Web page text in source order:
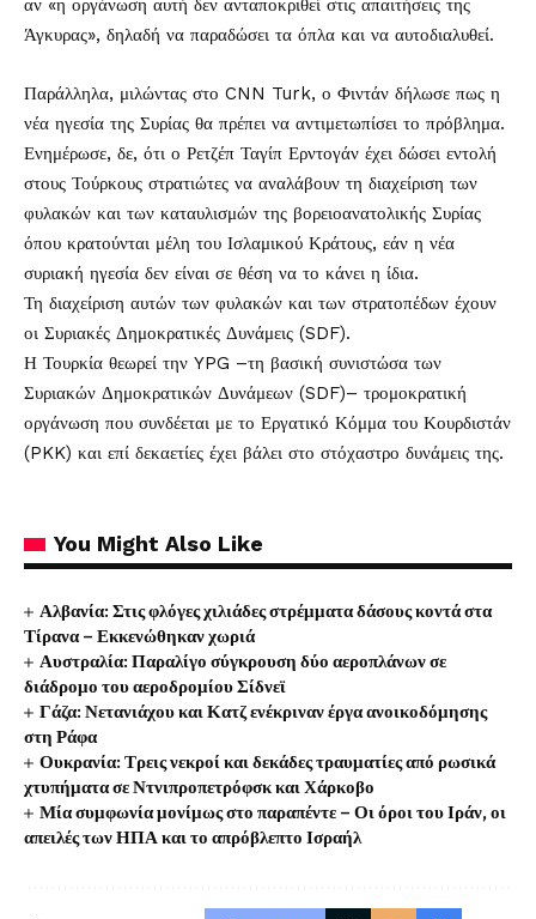
αν «η οργάνωση αυτή δεν ανταποκριθεί στις απαιτήσεις της
Άγκυρας», δηλαδή να παραδώσει τα όπλα και να αυτοδιαλυθεί.
Παράλληλα, μιλώντας στο CNN Turk, ο Φιντάν δήλωσε πως η
νέα ηγεσία της Συρίας θα πρέπει να αντιμετωπίσει το πρόβλημα.
Ενημέρωσε, δε, ότι ο Ρετζέπ Ταγίπ Ερντογάν έχει δώσει εντολή
στους Τούρκους στρατιώτες να αναλάβουν τη διαχείριση των
φυλακών και των καταυλισμών της βορειοανατολικής Συρίας
όπου κρατούνται μέλη του Ισλαμικού Κράτους, εάν η νέα
συριακή ηγεσία δεν είναι σε θέση να το κάνει η ίδια.
Τη διαχείριση αυτών των φυλακών και των στρατοπέδων έχουν
οι Συριακές Δημοκρατικές Δυνάμεις (SDF).
Η Τουρκία θεωρεί την YPG –τη βασική συνιστώσα των
Συριακών Δημοκρατικών Δυνάμεων (SDF)– τρομοκρατική
οργάνωση που συνδέεται με το Εργατικό Κόμμα του Κουρδιστάν
(PKK) και επί δεκαετίες έχει βάλει στο στόχαστρο δυνάμεις της.
You Might Also Like
Αλβανία: Στις φλόγες χιλιάδες στρέμματα δάσους κοντά στα
Τίρανα – Εκκενώθηκαν χωριά
Αυστραλία: Παραλίγο σύγκρουση δύο αεροπλάνων σε
διάδρομο του αεροδρομίου Σίδνεϊ
Γάζα: Νετανιάχου και Κατζ ενέκριναν έργα ανοικοδόμησης
στη Ράφα
Ουκρανία: Τρεις νεκροί και δεκάδες τραυματίες από ρωσικά
χτυπήματα σε Ντνιπροπετρόφσκ και Χάρκοβο
Μία συμφωνία μονίμως στο παραπέντε – Οι όροι του Ιράν, οι
απειλές των ΗΠΑ και το απρόβλεπτο Ισραήλ